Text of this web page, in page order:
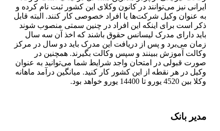
ایرانی نیز می‌توانند در کانون وکلای این کشور ثبت نام کرده و
به عنوان وکیل شرکت‌ها یا افراد خصوصی کار کنند. البته قابل
ذکر است برای اینکه این افراد در چنین سمتی منصوب شوند
باید دارای مدرک لیسانس حقوق باشند که اخذ آن سه سال
زمان می‌برد و پس از دریافت این مدرک باید دو سال در مرکز
وکالت آموزش ببینند و سپس وکالت بگیرند. همچنین در
صورت قبولی در امتحان واجد شرایط شما می‌توانید به عنوان
وکیل در هر نقطه از این کشور کار کنید. میانگین درآمد ماهانه
وکلا بین 4520 یورو تا 14400 یورو خواهد بود.
مدیر بانک